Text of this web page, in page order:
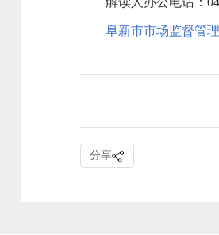
阜新市市场监督管
分享